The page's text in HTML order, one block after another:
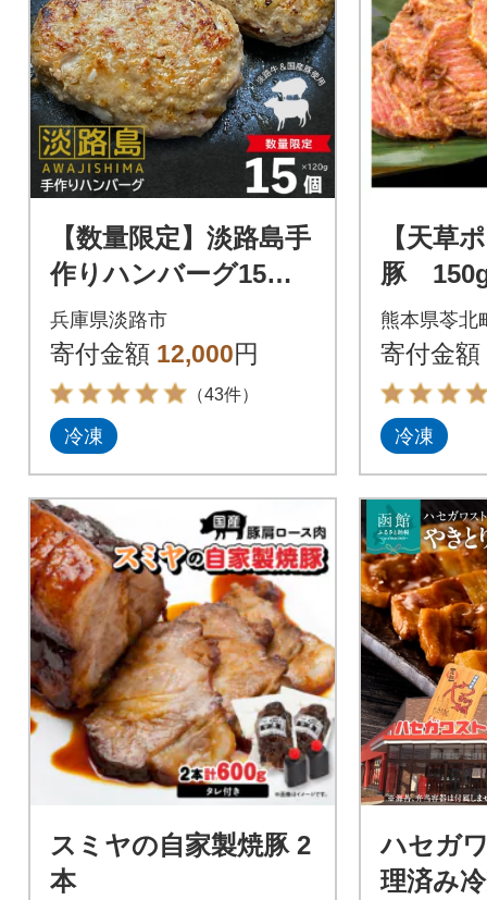
【数量限定】淡路島手
作りハンバーグ15
個 an07813
兵庫県淡路市
寄付金額 12,000円
（43件）
冷凍
【天草
豚
熊本県苓北
寄付金額
冷凍
スミヤの自家製焼豚 2
本
ハセガ
理済み